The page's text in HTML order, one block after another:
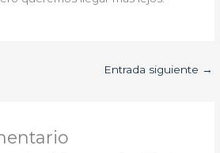
Entrada siguiente →